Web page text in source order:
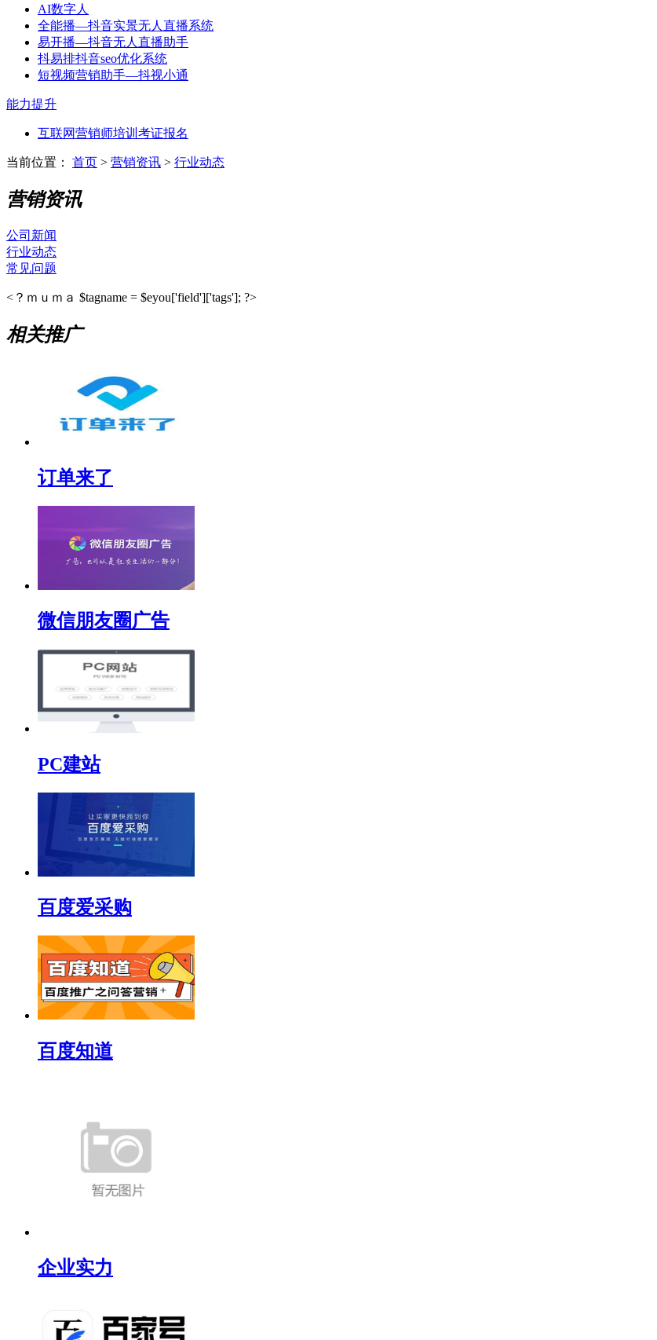
AI数字人
全能播—抖音实景无人直播系统
易开播—抖音无人直播助手
抖易排抖音seo优化系统
短视频营销助手—抖视小通
能力提升
互联网营销师培训考证报名
当前位置： 首页 > 营销资讯 > 行业动态
营销资讯
公司新闻
行业动态
常见问题
<？ｍｕｍａ $tagname = $eyou['field']['tags']; ?>
相关推广
订单来了
微信朋友圈广告
PC建站
百度爱采购
百度知道
企业实力